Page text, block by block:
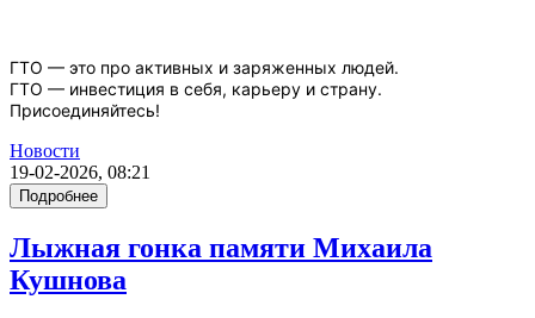
ГТО — это про активных и заряженных людей.
ГТО — инвестиция в себя, карьеру и страну.
Присоединяйтесь!
Новости
19-02-2026, 08:21
Подробнее
Лыжная гонка памяти Михаила
Кушнова